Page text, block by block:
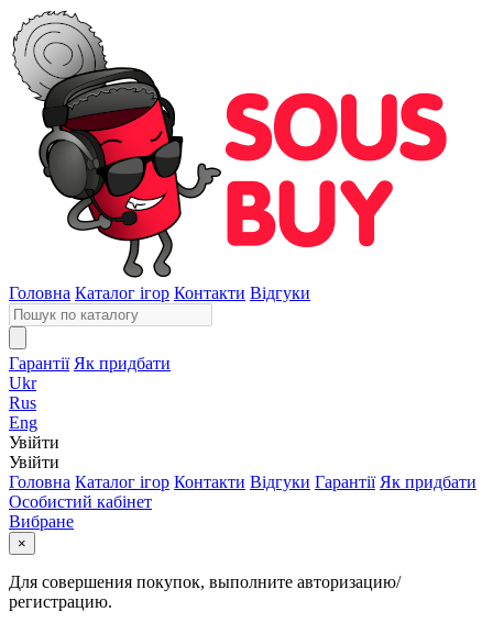
Головна Каталог ігор Контакти Відгуки
Гарантії Як придбати
Ukr
Rus
Eng
Увійти
Увійти
Головна Каталог ігор Контакти Відгуки Гарантії Як придбати
Особистий кабінет
Вибране
×
Для совершения покупок, выполните авторизацию/
регистрацию.